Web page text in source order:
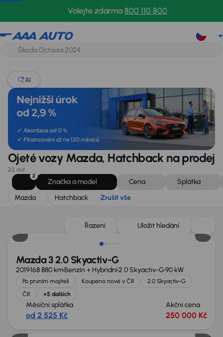
Volejte zdarma 800 110 800
Mazda
AI
Ojeté vozy Mazda, Hatchback na prodej
22 aut
2
Značka a model Cena
Splátka
Mazda
Hatchback Zrušit vše
Řazení Uložit hledání
Zlevněno o 30 000 Kč
Mazda 3 2.0 Skyactiv-G
2019168 880 kmBenzín + Hybridní2.0 Skyactiv-G90 kW
Po prvním majiteli Koupeno nové v ČR
2.0 Skyactiv-G
ČR
+5 dalších
Měsíční splátka
od 2 525 Kč
Akční cena
250 000 Kč
Zlevněno o 30 000 Kč